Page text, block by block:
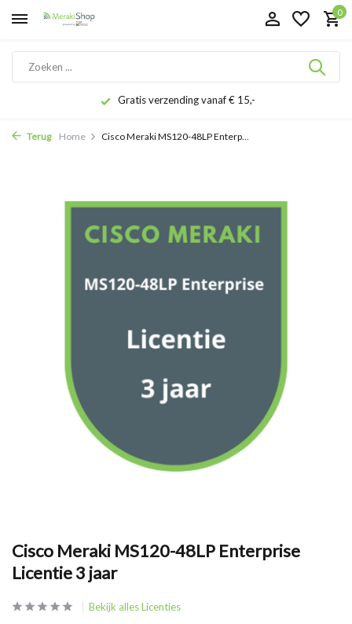
0
Gratis verzending vanaf € 15,-
Terug Home Cisco Meraki MS120-48LP Enterp...
Cisco Meraki MS120-48LP Enterprise
Licentie 3 jaar
Bekijk alles Licenties